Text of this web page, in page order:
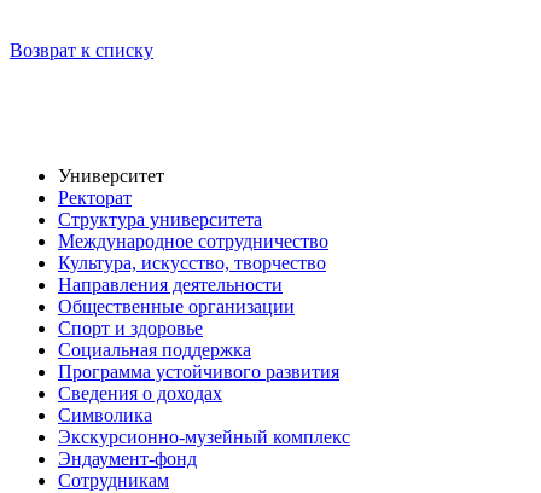
Возврат к списку
Университет
Ректорат
Структура университета
Международное сотрудничество
Культура, искусство, творчество
Направления деятельности
Общественные организации
Спорт и здоровье
Социальная поддержка
Программа устойчивого развития
Сведения о доходах
Символика
Экскурсионно-музейный комплекс
Эндаумент-фонд
Сотрудникам